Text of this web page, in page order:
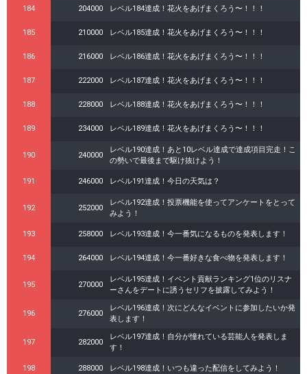
184 204000 レベル184達成！花火をあげまくろう〜！！！
185 210000 レベル185達成！花火をあげまくろう〜！！！
186 216000 レベル186達成！花火をあげまくろう〜！！！
187 222000 レベル187達成！花火をあげまくろう〜！！！
188 228000 レベル188達成！花火をあげまくろう〜！！！
189 234000 レベル189達成！花火をあげまくろう〜！！！
190 240000
レベル190達成！あと10レベル達成で達成項目完走！こ
の勢いで最後まで駆け抜けよう！
191 246000 レベル191達成！今日の天気は？
192 252000
レベル192達成！投票機能を使ってアンケートをとって
みよう！
193 258000 レベル193達成！今一番気になるものを発表します！
194 264000 レベル194達成！今一番好きな食べ物を発表します！
195 270000
レベル195達成！イベント貢献ランキング1位のリスナ
ーさんをデートに誘うセリフを披露してみよう！
196 276000
レベル196達成！次にどんなイベントに参加したいか発
表します！
197 282000
レベル197達成！自分が憧れている芸能人を発表しま
す！
198 288000 レベル198達成！いつも違った配信をしてみよう！